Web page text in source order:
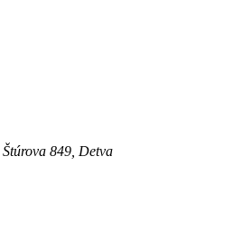
Štúrova 849, Detva